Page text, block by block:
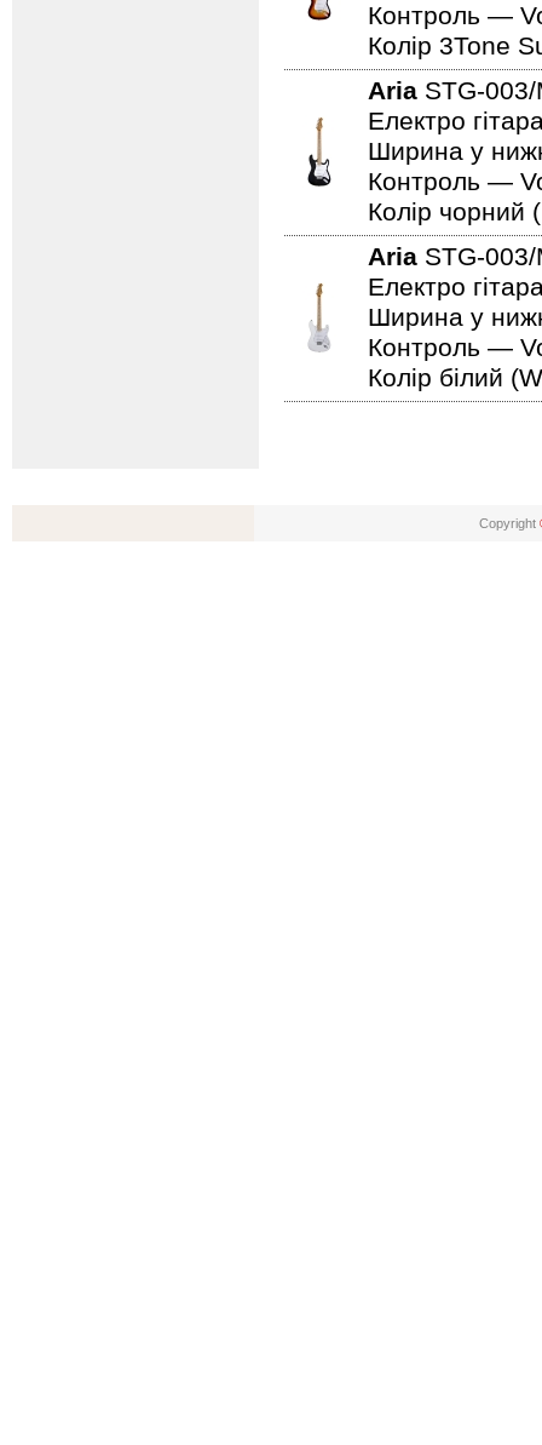
Контроль —
Колір 3Tone
Aria STG-
Електро
Ширина у
Контроль —
Колір чорний
Aria STG-
Електро
Ширина у
Контроль —
Колір білий
Copyright